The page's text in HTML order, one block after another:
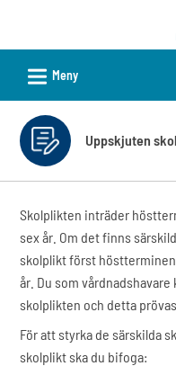
tjänster
Motala
kommun
L Meny
Uppskjuten
Skolplikten inträder
sex år. Om det finns
skolplikt först
år. Du som
skolplikten och detta
För att styrka de särskilda
skolplikt ska du bifoga: